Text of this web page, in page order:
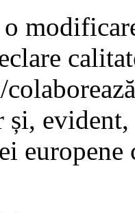
evident,
europene